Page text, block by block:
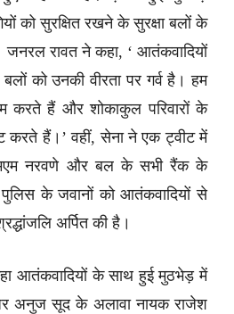
को सुरक्षित रखने के सुरक्षा बलों के
जनरल रावत ने कहा, ‘ आतंकवादियों
को उनकी वीरता पर गर्व है। हम
करते हैं और शोकाकुल परिवारों के
करते हैं।’ वहीं, सेना ने एक ट्वीट में
नरवणे और बल के सभी रैंक के
के जवानों को आतंकवादियों से
अर्पित की है।
आतंकवादियों के साथ हुई मुठभेड़ में
अनुज सूद के अलावा नायक राजेश